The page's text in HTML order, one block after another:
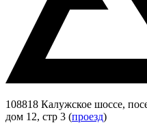
108818 Калужское шоссе,
дом 12, стр 3 (проезд)